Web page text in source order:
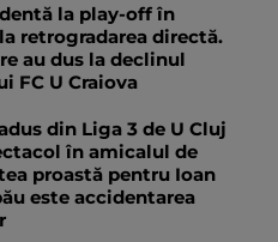
la play-off în
retrogradarea directă.
au dus la declinul
FC U Craiova
din Liga 3 de U Cluj
în amicalul de
proastă pentru Ioan
este accidentarea